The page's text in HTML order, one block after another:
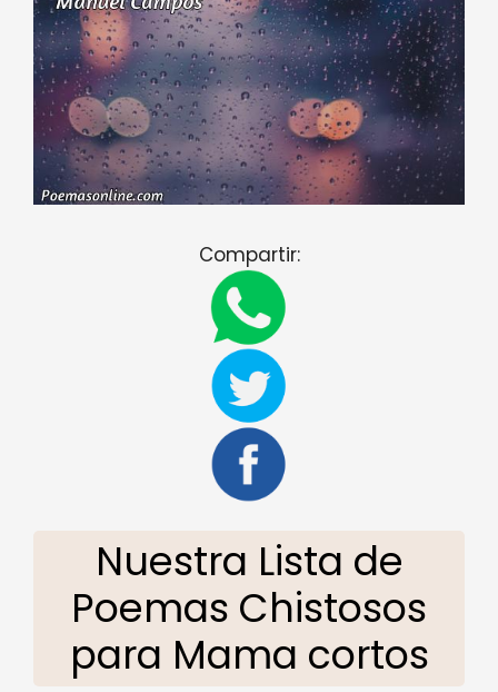
Compartir:
Nuestra Lista de
Poemas Chistosos
para Mama cortos